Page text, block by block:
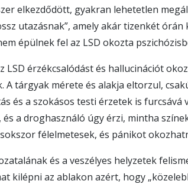
elkezdődött, gyakran lehetetlen
utazásnak”, amely akár tizenkét órán
épülnek fel az LSD okozta
LSD érzékcsalódást és hallucinációt
A tárgyak mérete és alakja eltorzul,
és a szokásos testi érzetek is furcsává
a droghasználó úgy érzi, mintha
félelmetesek, és pánikot
és a veszélyes helyzetek
kilépni az ablakon azért, hogy